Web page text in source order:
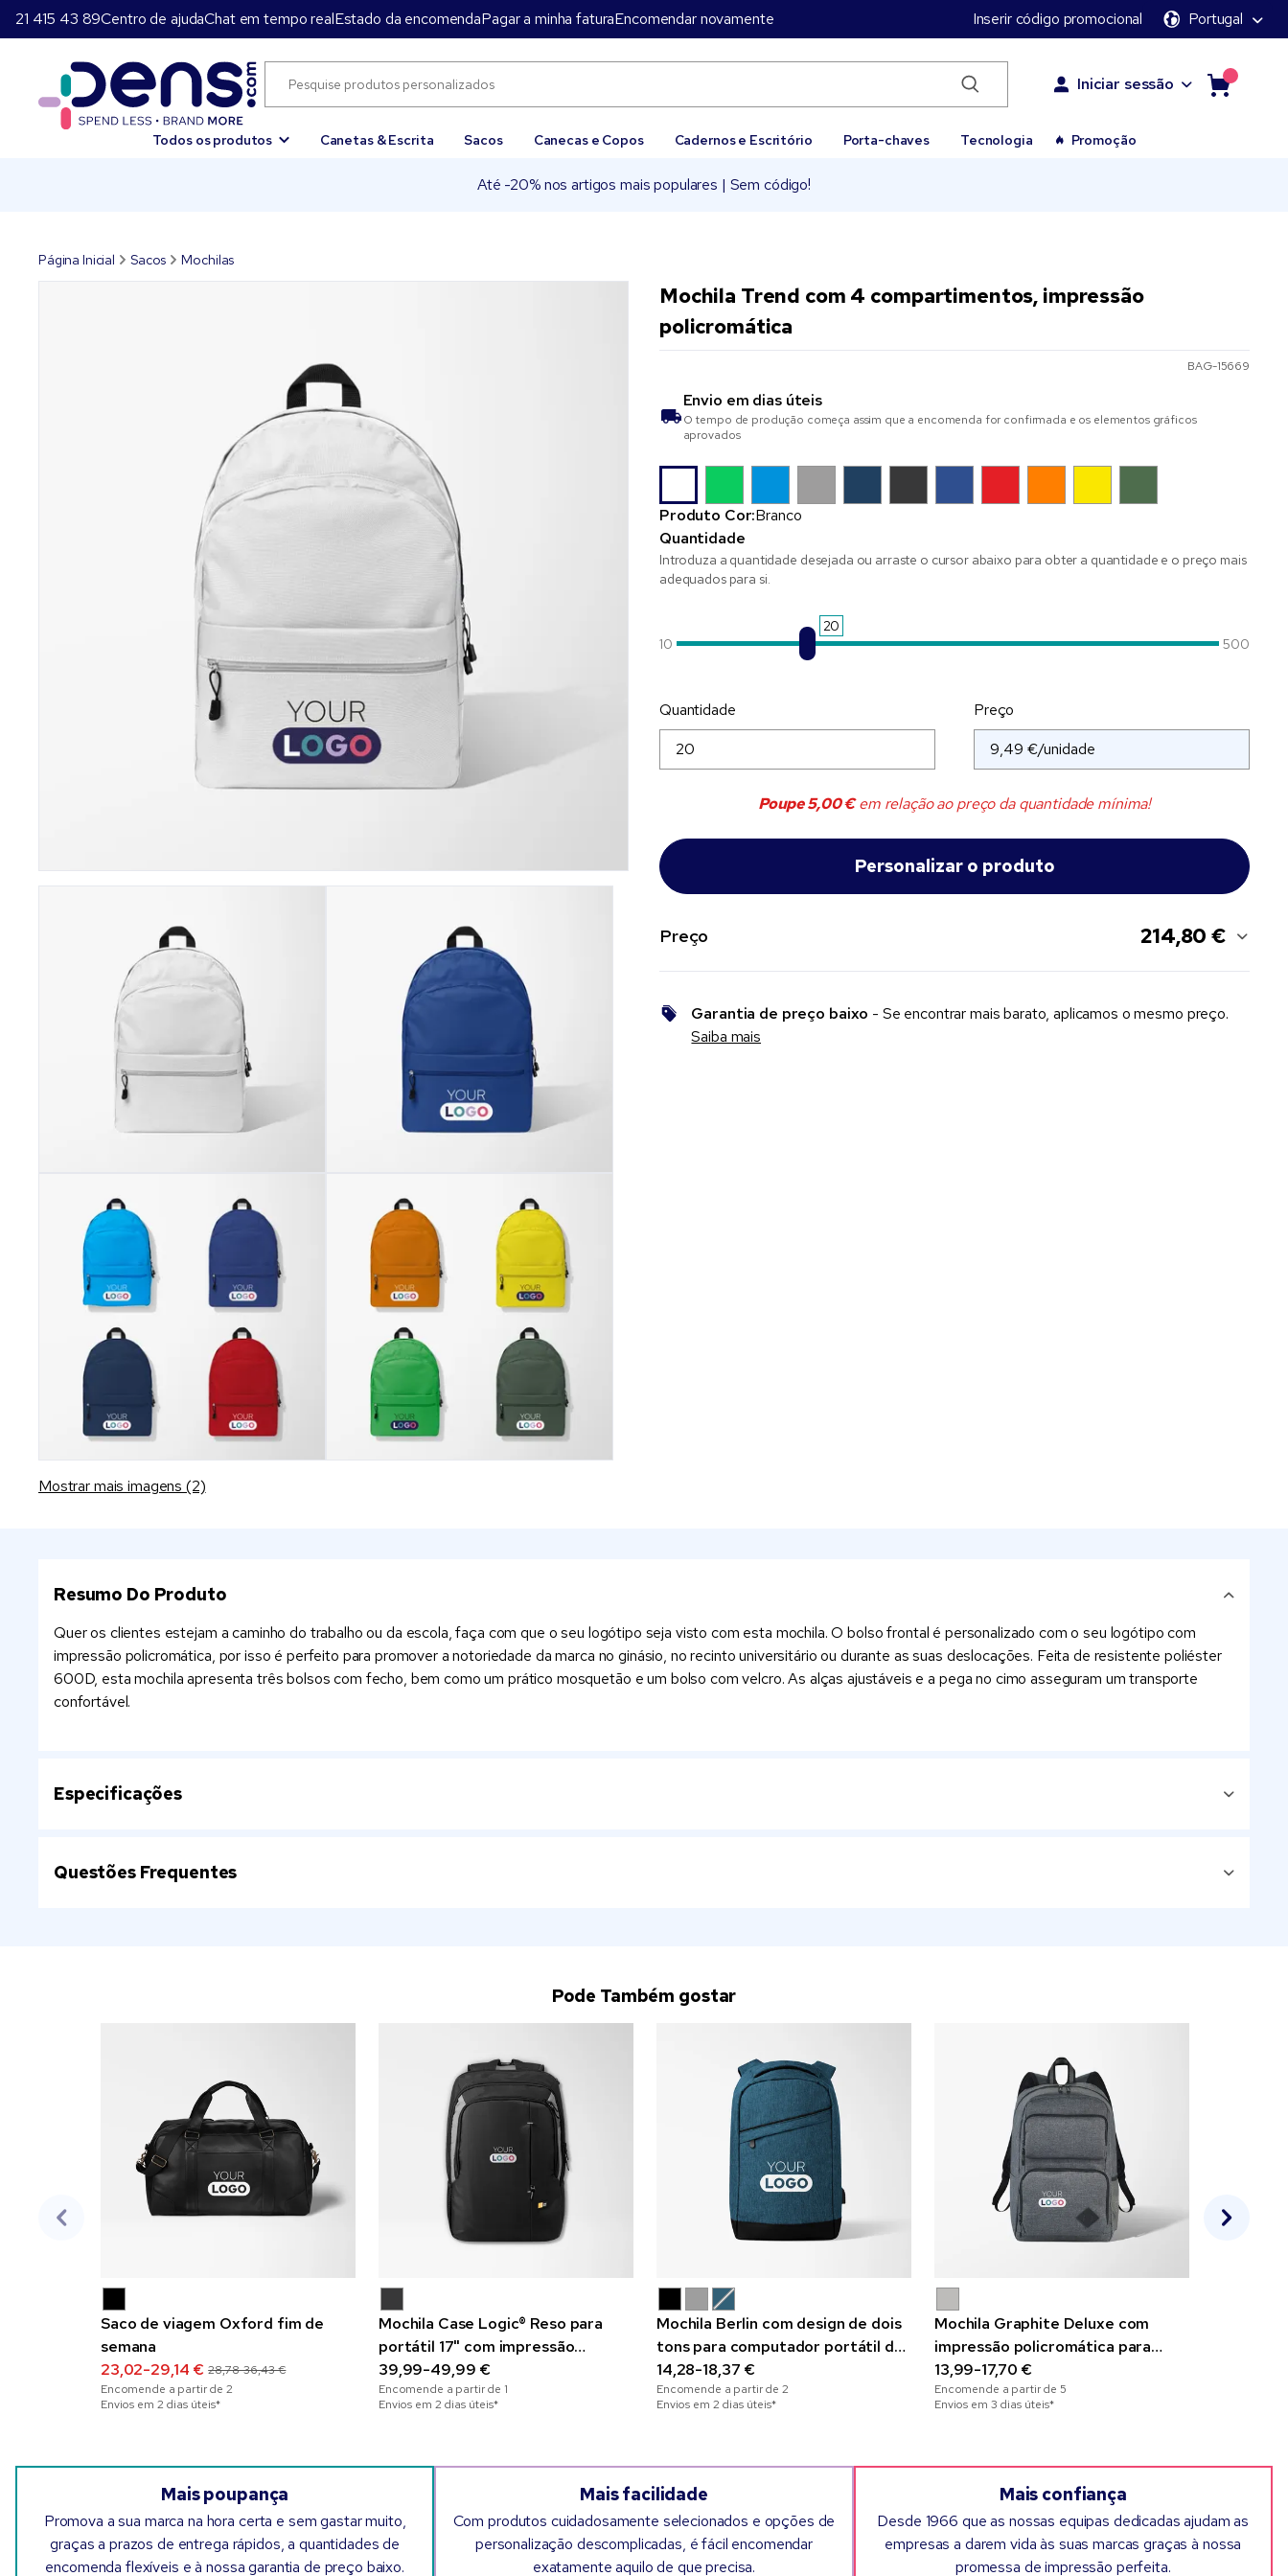
21 415 43 89Centro de ajudaChat em tempo realEstado da encomendaPagar a minha faturaEncomendar novamente Inserir código promocional Portugal
Iniciar sessão
Todos os produtos Canetas & Escrita Sacos Canecas e Copos Cadernos e Escritório Porta-chaves Tecnologia Promoção
Até -20% nos artigos mais populares | Sem código!
Página Inicial Sacos Mochilas
Mostrar mais imagens (2)
Mochila Trend com 4 compartimentos, impressão
policromática
BAG-15669
Envio em dias úteis
O tempo de produção começa assim que a encomenda for confirmada e os elementos gráficos
aprovados
Produto Cor:Branco
Quantidade
Introduza a quantidade desejada ou arraste o cursor abaixo para obter a quantidade e o preço mais
adequados para si.
20
10
500
Quantidade Preço
Poupe5,00 €em relação ao preço da quantidade mínima!
Preço 214,80 €
Garantia de preço baixo - Se encontrar mais barato, aplicamos o mesmo preço.
Saiba mais
Resumo Do Produto
Quer os clientes estejam a caminho do trabalho ou da escola, faça com que o seu logótipo seja visto com esta mochila. O bolso frontal é personalizado com o seu logótipo com
impressão policromática, por isso é perfeito para promover a notoriedade da marca no ginásio, no recinto universitário ou durante as suas deslocações. Feita de resistente poliéster
600D, esta mochila apresenta três bolsos com fecho, bem como um prático mosquetão e um bolso com velcro. As alças ajustáveis e a pega no cimo asseguram um transporte
confortável.
Especificações
Questões Frequentes
Pode Também gostar
Saco de viagem Oxford fim de
semana
23,02-29,14 € 28,78-36,43 €
Encomende a partir de 2
Envios em 2 dias úteis*
Mochila Case Logic® Reso para
portátil 17" com impressão
policromática
39,99-49,99 €
Encomende a partir de 1
Envios em 2 dias úteis*
Mochila Berlin com design de dois
tons para computador portátil de
13"
14,28-18,37 €
Encomende a partir de 2
Envios em 2 dias úteis*
Mochila Graphite Deluxe com
impressão policromática para
portátil de 15,6"
13,99-17,70 €
Encomende a partir de 5
Envios em 3 dias úteis*
Mais poupança
Promova a sua marca na hora certa e sem gastar muito,
graças a prazos de entrega rápidos, a quantidades de
encomenda flexíveis e à nossa garantia de preço baixo.
Mais facilidade
Com produtos cuidadosamente selecionados e opções de
personalização descomplicadas, é fácil encomendar
exatamente aquilo de que precisa.
Mais confiança
Desde 1966 que as nossas equipas dedicadas ajudam as
empresas a darem vida às suas marcas graças à nossa
promessa de impressão perfeita.